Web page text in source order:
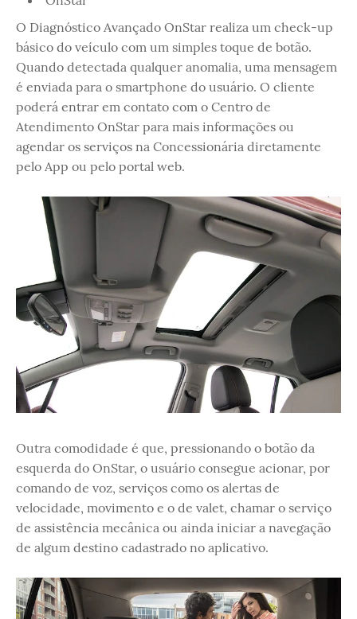
O Diagnóstico Avançado OnStar realiza um check-up
básico do veículo com um simples toque de botão.
Quando detectada qualquer anomalia, uma mensagem
é enviada para o smartphone do usuário. O cliente
poderá entrar em contato com o Centro de
Atendimento OnStar para mais informações ou
agendar os serviços na Concessionária diretamente
pelo App ou pelo portal web.
Outra comodidade é que, pressionando o botão da
esquerda do OnStar, o usuário consegue acionar, por
comando de voz, serviços como os alertas de
velocidade, movimento e o de valet, chamar o serviço
de assistência mecânica ou ainda iniciar a navegação
de algum destino cadastrado no aplicativo.